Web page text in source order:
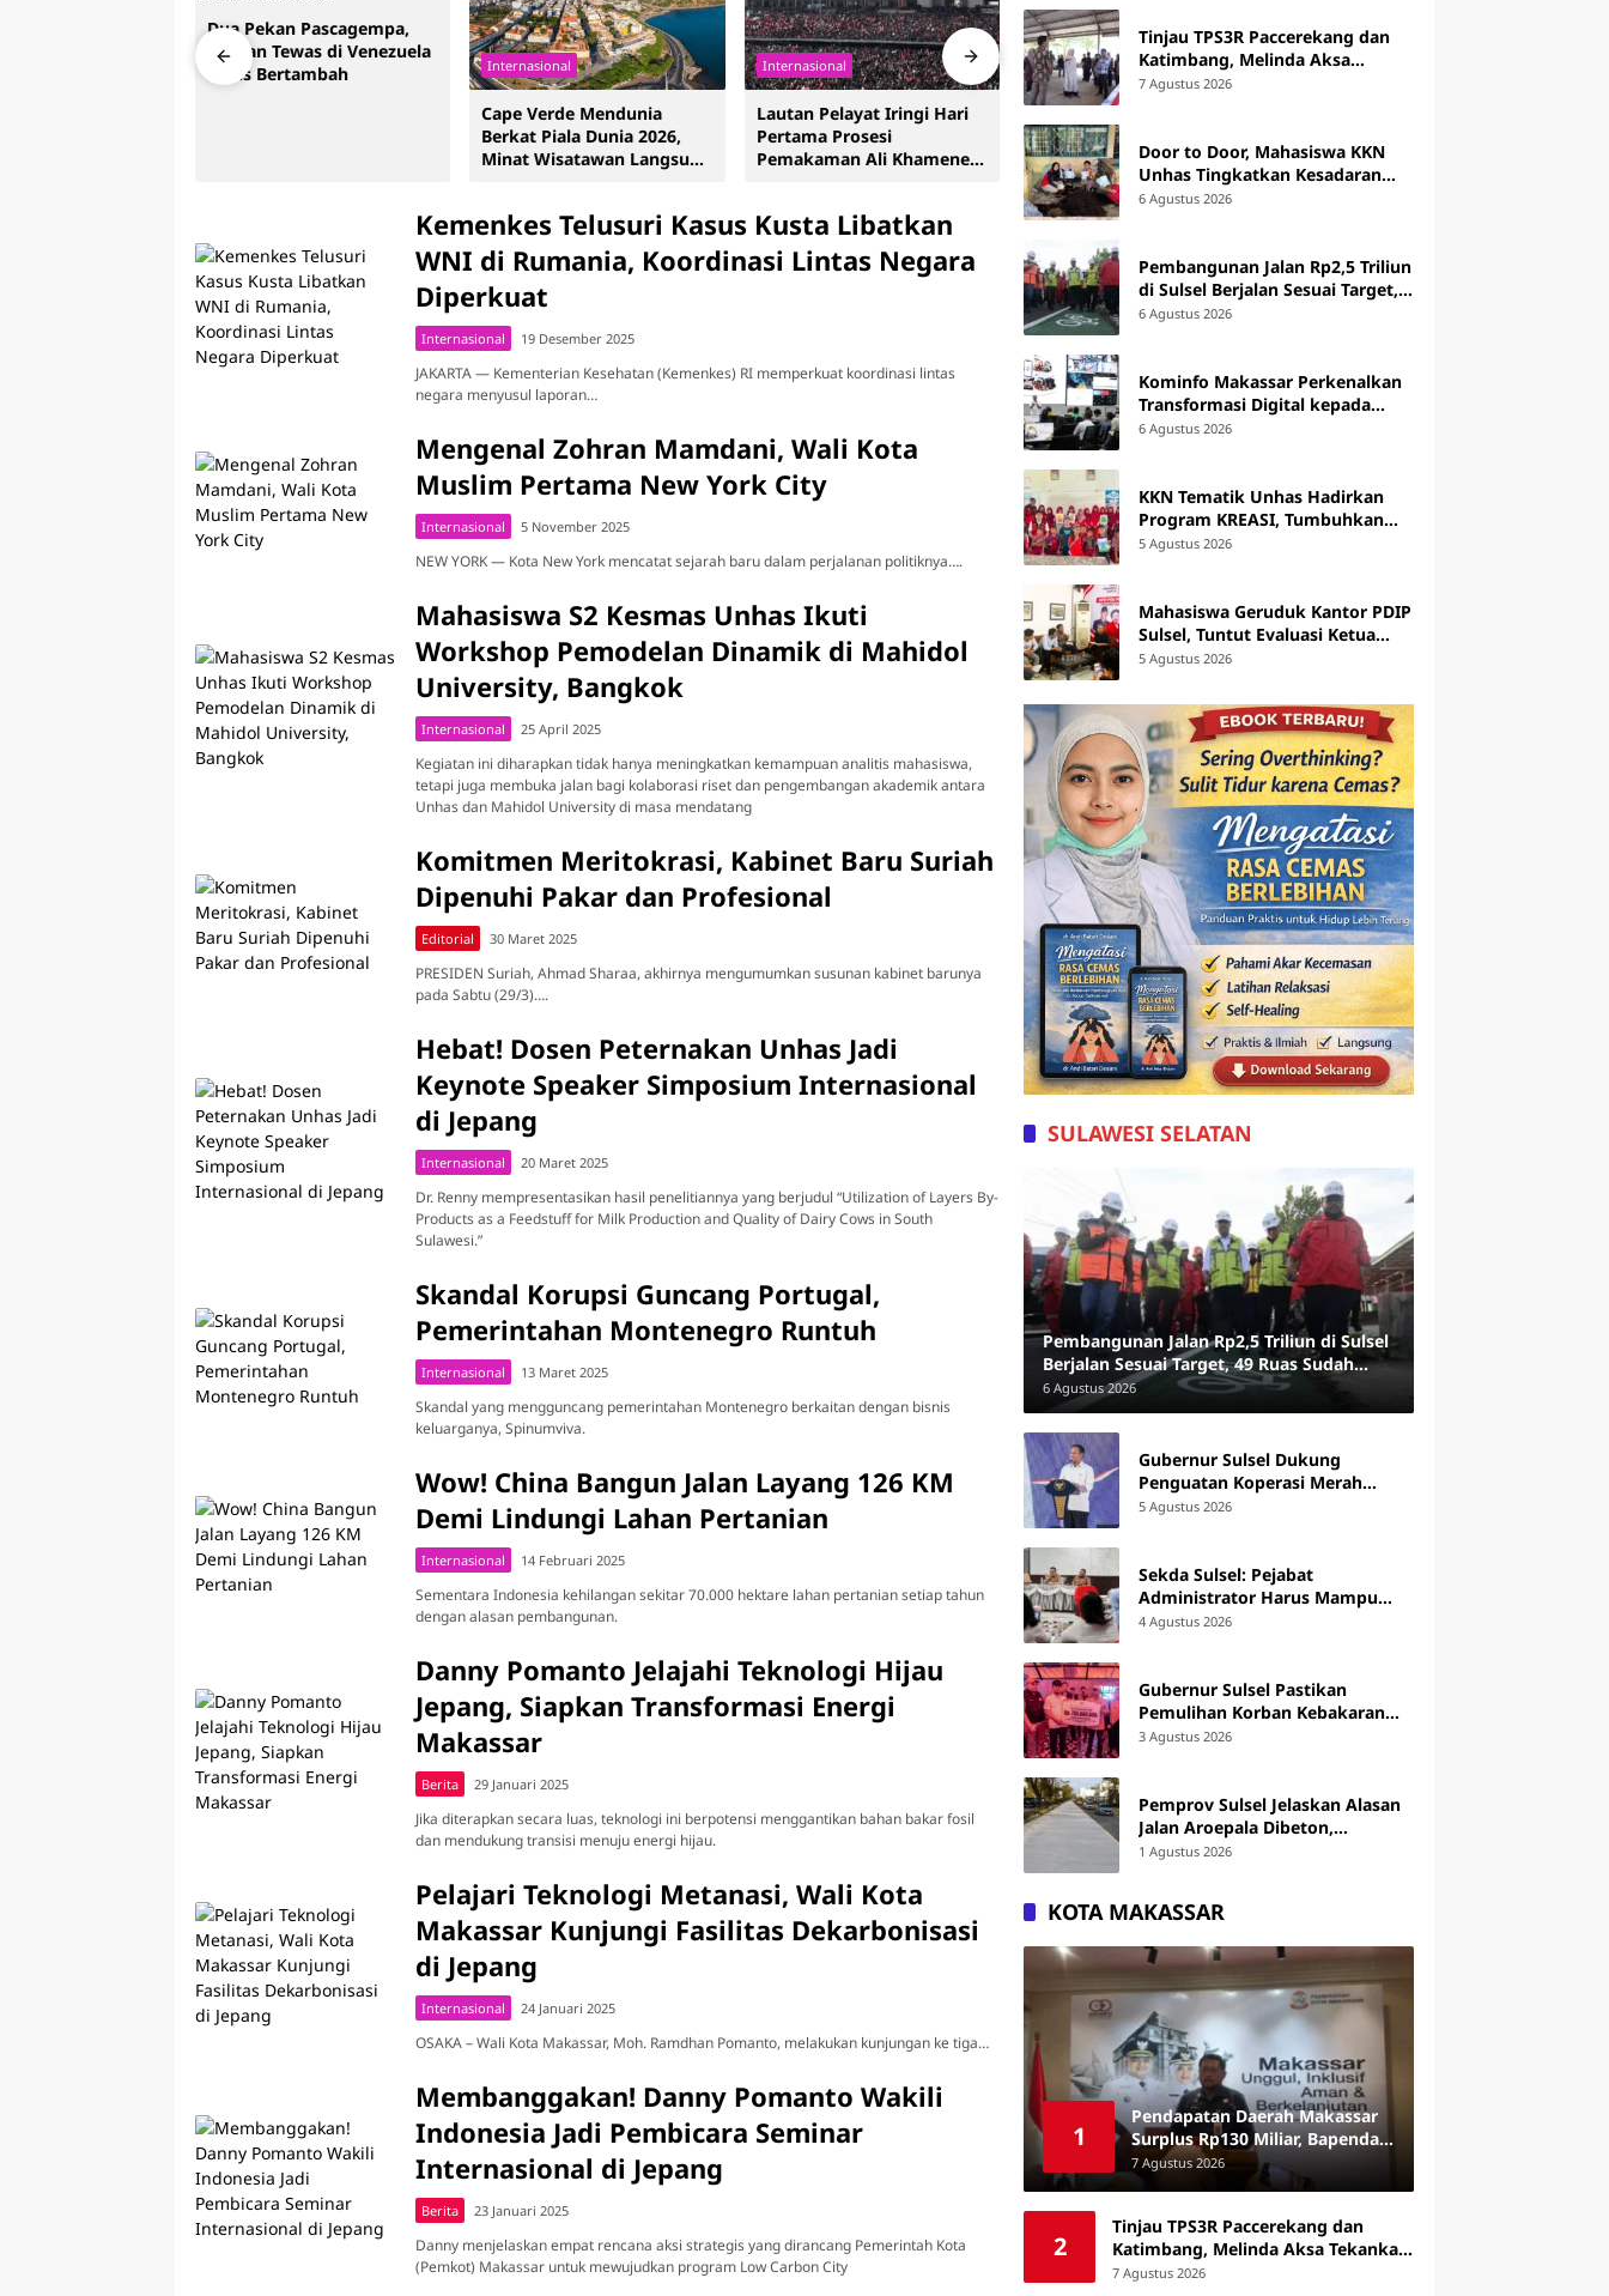
Dua Pekan Pascagempa,
Korban Tewas di Venezuela
Terus Bertambah
Internasional
Cape Verde Mendunia
Berkat Piala Dunia 2026,
Minat Wisatawan Langsung
Internasional
Lautan Pelayat Iringi Hari
Pertama Prosesi
Pemakaman Ali Khamenei
Internasional
Rekor Panas di Jerman dan
Ceko, Prancis Catat
Lonjakan Kematian Akibat
Cuaca Ekstrem
Dua Pekan Pascagempa,
Korban Tewas di Venezuela
Terus Bertambah
Kemenkes Telusuri Kasus Kusta Libatkan
WNI di Rumania, Koordinasi Lintas Negara
Diperkuat
Internasional 19 Desember 2025
JAKARTA — Kementerian Kesehatan (Kemenkes) RI memperkuat koordinasi lintas
negara menyusul laporan…
Mengenal Zohran Mamdani, Wali Kota
Muslim Pertama New York City
Internasional 5 November 2025
NEW YORK — Kota New York mencatat sejarah baru dalam perjalanan politiknya….
Mahasiswa S2 Kesmas Unhas Ikuti
Workshop Pemodelan Dinamik di Mahidol
University, Bangkok
Internasional 25 April 2025
Kegiatan ini diharapkan tidak hanya meningkatkan kemampuan analitis mahasiswa,
tetapi juga membuka jalan bagi kolaborasi riset dan pengembangan akademik antara
Unhas dan Mahidol University di masa mendatang
Komitmen Meritokrasi, Kabinet Baru Suriah
Dipenuhi Pakar dan Profesional
Editorial 30 Maret 2025
PRESIDEN Suriah, Ahmad Sharaa, akhirnya mengumumkan susunan kabinet barunya
pada Sabtu (29/3)….
Hebat! Dosen Peternakan Unhas Jadi
Keynote Speaker Simposium Internasional
di Jepang
Internasional 20 Maret 2025
Dr. Renny mempresentasikan hasil penelitiannya yang berjudul “Utilization of Layers By-
Products as a Feedstuff for Milk Production and Quality of Dairy Cows in South
Sulawesi.”
Skandal Korupsi Guncang Portugal,
Pemerintahan Montenegro Runtuh
Internasional 13 Maret 2025
Skandal yang mengguncang pemerintahan Montenegro berkaitan dengan bisnis
keluarganya, Spinumviva.
Wow! China Bangun Jalan Layang 126 KM
Demi Lindungi Lahan Pertanian
Internasional 14 Februari 2025
Sementara Indonesia kehilangan sekitar 70.000 hektare lahan pertanian setiap tahun
dengan alasan pembangunan.
Danny Pomanto Jelajahi Teknologi Hijau
Jepang, Siapkan Transformasi Energi
Makassar
Berita 29 Januari 2025
Jika diterapkan secara luas, teknologi ini berpotensi menggantikan bahan bakar fosil
dan mendukung transisi menuju energi hijau.
Pelajari Teknologi Metanasi, Wali Kota
Makassar Kunjungi Fasilitas Dekarbonisasi
di Jepang
Internasional 24 Januari 2025
OSAKA – Wali Kota Makassar, Moh. Ramdhan Pomanto, melakukan kunjungan ke tiga…
Membanggakan! Danny Pomanto Wakili
Indonesia Jadi Pembicara Seminar
Internasional di Jepang
Berita 23 Januari 2025
Danny menjelaskan empat rencana aksi strategis yang dirancang Pemerintah Kota
(Pemkot) Makassar untuk mewujudkan program Low Carbon City
Tinjau TPS3R Paccerekang dan
Katimbang, Melinda Aksa
Tekankan Penguatan
7 Agustus 2026
Door to Door, Mahasiswa KKN
Unhas Tingkatkan Kesadaran
Pembudidaya Rumput Laut di
6 Agustus 2026
Pembangunan Jalan Rp2,5 Triliun
di Sulsel Berjalan Sesuai Target,
49 Ruas Sudah Digarap
6 Agustus 2026
Kominfo Makassar Perkenalkan
Transformasi Digital kepada
Peserta Australia Awards Short
6 Agustus 2026
KKN Tematik Unhas Hadirkan
Program KREASI, Tumbuhkan
Budaya Literasi Kreatif di SDN 47
5 Agustus 2026
Mahasiswa Geruduk Kantor PDIP
Sulsel, Tuntut Evaluasi Ketua
DPRD Luwu Timur
5 Agustus 2026
SULAWESI SELATAN
Pembangunan Jalan Rp2,5 Triliun di Sulsel
Berjalan Sesuai Target, 49 Ruas Sudah
Digarap
6 Agustus 2026
Gubernur Sulsel Dukung
Penguatan Koperasi Merah
Putih, Siap Tindaklanjuti Arahan
5 Agustus 2026
Sekda Sulsel: Pejabat
Administrator Harus Mampu
Memimpin Perubahan
4 Agustus 2026
Gubernur Sulsel Pastikan
Pemulihan Korban Kebakaran
Tallo, Serahkan Bantuan Rp795
3 Agustus 2026
Pemprov Sulsel Jelaskan Alasan
Jalan Aroepala Dibeton,
Hertasning Tetap Diaspal
1 Agustus 2026
KOTA MAKASSAR
1
Pendapatan Daerah Makassar
Surplus Rp130 Miliar, Bapenda
Siapkan Penagihan Tunggakan
Pajak
7 Agustus 2026
2
Tinjau TPS3R Paccerekang dan
Katimbang, Melinda Aksa Tekankan
Penguatan Pengelolaan Sampah
7 Agustus 2026